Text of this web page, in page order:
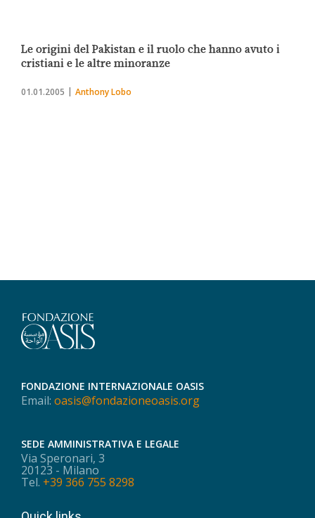
Le origini del Pakistan e il ruolo che hanno avuto i
cristiani e le altre minoranze
01.01.2005 Anthony Lobo
FONDAZIONE INTERNAZIONALE OASIS
Email: oasis@fondazioneoasis.org
SEDE AMMINISTRATIVA E LEGALE
Via Speronari, 3
20123 - Milano
Tel. +39 366 755 8298